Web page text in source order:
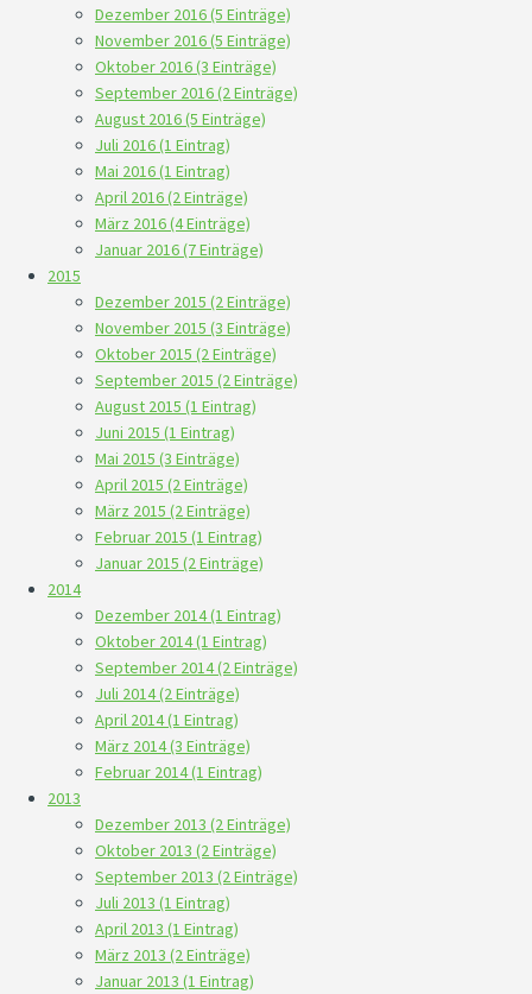
Dezember 2016 (5 Einträge)
November 2016 (5 Einträge)
Oktober 2016 (3 Einträge)
September 2016 (2 Einträge)
August 2016 (5 Einträge)
Juli 2016 (1 Eintrag)
Mai 2016 (1 Eintrag)
April 2016 (2 Einträge)
März 2016 (4 Einträge)
Januar 2016 (7 Einträge)
2015
Dezember 2015 (2 Einträge)
November 2015 (3 Einträge)
Oktober 2015 (2 Einträge)
September 2015 (2 Einträge)
August 2015 (1 Eintrag)
Juni 2015 (1 Eintrag)
Mai 2015 (3 Einträge)
April 2015 (2 Einträge)
März 2015 (2 Einträge)
Februar 2015 (1 Eintrag)
Januar 2015 (2 Einträge)
2014
Dezember 2014 (1 Eintrag)
Oktober 2014 (1 Eintrag)
September 2014 (2 Einträge)
Juli 2014 (2 Einträge)
April 2014 (1 Eintrag)
März 2014 (3 Einträge)
Februar 2014 (1 Eintrag)
2013
Dezember 2013 (2 Einträge)
Oktober 2013 (2 Einträge)
September 2013 (2 Einträge)
Juli 2013 (1 Eintrag)
April 2013 (1 Eintrag)
März 2013 (2 Einträge)
Januar 2013 (1 Eintrag)